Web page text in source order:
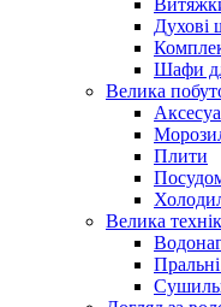
Духові
Шафи
Велика
Плити
Велика